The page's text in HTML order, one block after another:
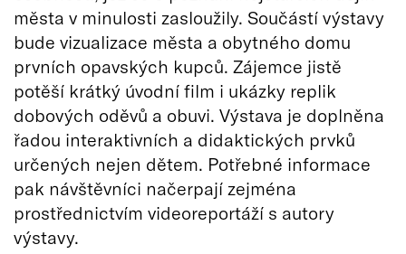
města v minulosti zasloužily. Součástí výstavy
bude vizualizace města a obytného domu
prvních opavských kupců. Zájemce jistě
potěší krátký úvodní film i ukázky replik
dobových oděvů a obuvi. Výstava je doplněna
řadou interaktivních a didaktických prvků
určených nejen dětem. Potřebné informace
pak návštěvníci načerpají zejména
prostřednictvím videoreportáží s autory
výstavy.